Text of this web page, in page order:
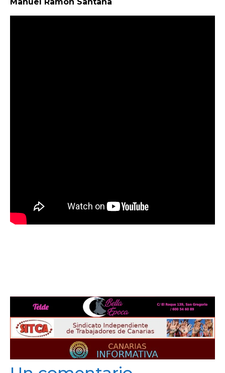
Manuel Ramón Santana